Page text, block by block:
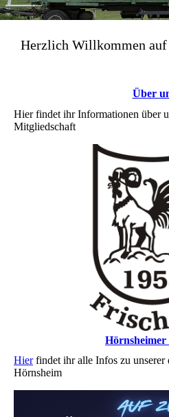
Herzlich Willkommen auf
Über
Hier findet ihr Informationen über
Mitgliedschaft
Hörnsheimer
Hierfindet ihr alle Infos zu unserer
Hörnsheim